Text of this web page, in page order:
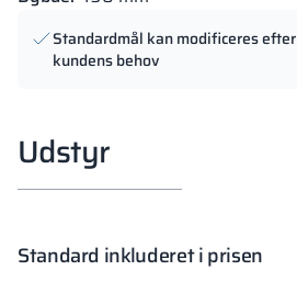
Standardmål kan modificeres efter
kundens behov
Udstyr
Standard inkluderet i prisen